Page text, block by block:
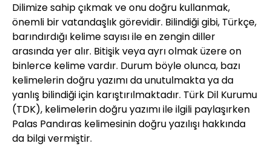
Dilimize sahip çıkmak ve onu doğru kullanmak,
önemli bir vatandaşlık görevidir. Bilindiği gibi, Türkçe,
barındırdığı kelime sayısı ile en zengin diller
arasında yer alır. Bitişik veya ayrı olmak üzere on
binlerce kelime vardır. Durum böyle olunca, bazı
kelimelerin doğru yazımı da unutulmakta ya da
yanlış bilindiği için karıştırılmaktadır. Türk Dil Kurumu
(TDK), kelimelerin doğru yazımı ile ilgili paylaşırken
Palas Pandıras kelimesinin doğru yazılışı hakkında
da bilgi vermiştir.